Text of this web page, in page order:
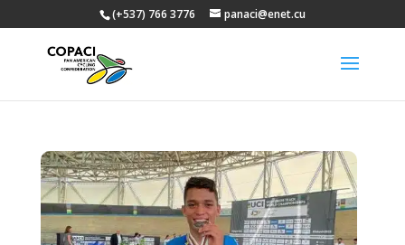
(+537) 766 3776 panaci@enet.cu